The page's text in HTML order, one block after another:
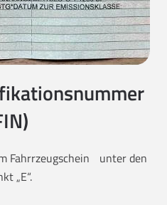
Fahrrzeugschein unter den
„E“.